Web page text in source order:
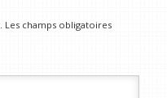
Les champs obligatoires